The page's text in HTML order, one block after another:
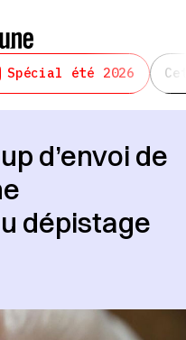
Spécial été 2026
d’envoi de
dépistage